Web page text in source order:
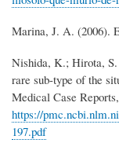
Marina, J. A. (2006).
Nishida, K.; Hirota,
rare sub-type of the
Medical Case
https://
197.pdf